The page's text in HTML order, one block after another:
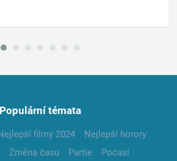
Populární témata
filmy 2024
Nejlepší horory
Změna času Partie
Počasí